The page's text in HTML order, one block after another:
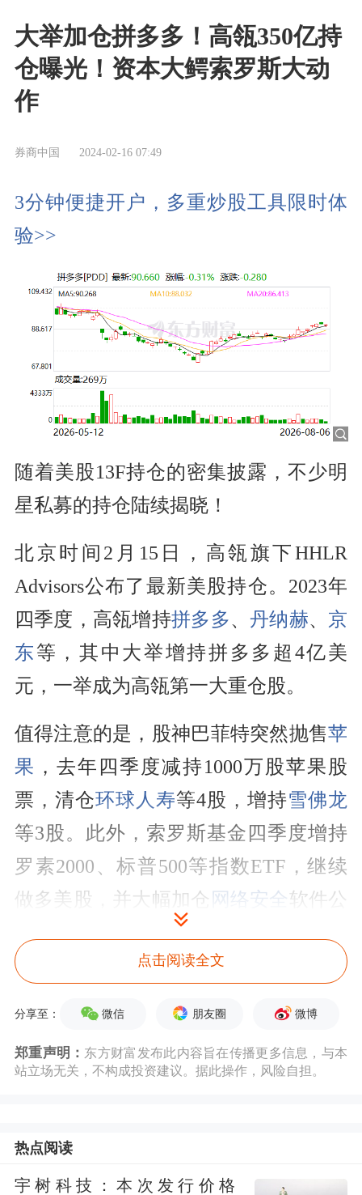
大举加仓拼多多！高瓴350亿持
仓曝光！资本大鳄索罗斯大动
作
券商中国 2024-02-16 07:49
3分钟便捷开户，多重炒股工具限时体
验>>
随着美股13F持仓的密集披露，不少明
星私募的持仓陆续揭晓！
北京时间2月15日，高瓴旗下HHLR
Advisors公布了最新美股持仓。2023年
四季度，高瓴增持拼多多、丹纳赫、 京
东等，其中大举增持拼多多超4亿美
元，一举成为高瓴第一大重仓股。
值得注意的是，股神巴菲特突然抛售苹
果 ，去年四季度减持1000万股苹果股
票，清仓环球人寿等4股，增持雪佛龙
等3股。此外，索罗斯基金四季度增持
罗素2000、标普500等指数ETF，继续
做多美股，并大幅加仓 网络安全 软件公
美东时间周四，美股三大指数集体收
涨，标普500指数收于历史新高，这是
该指数今年以来第11次创下历史新高。
截至收盘，道琼斯指数涨0.91%，标普
0.30%。不过，大型科技股多数下跌，
苹果跌0.21%，微软跌0.70%，
点击阅读全文
分享至： 微信 朋友圈 微博
郑重声明： 东方财富发布此内容旨在传播更多信息，与本
站立场无关，不构成投资建议。据此操作，风险自担。
热点阅读
宇树科技：本次发行价格